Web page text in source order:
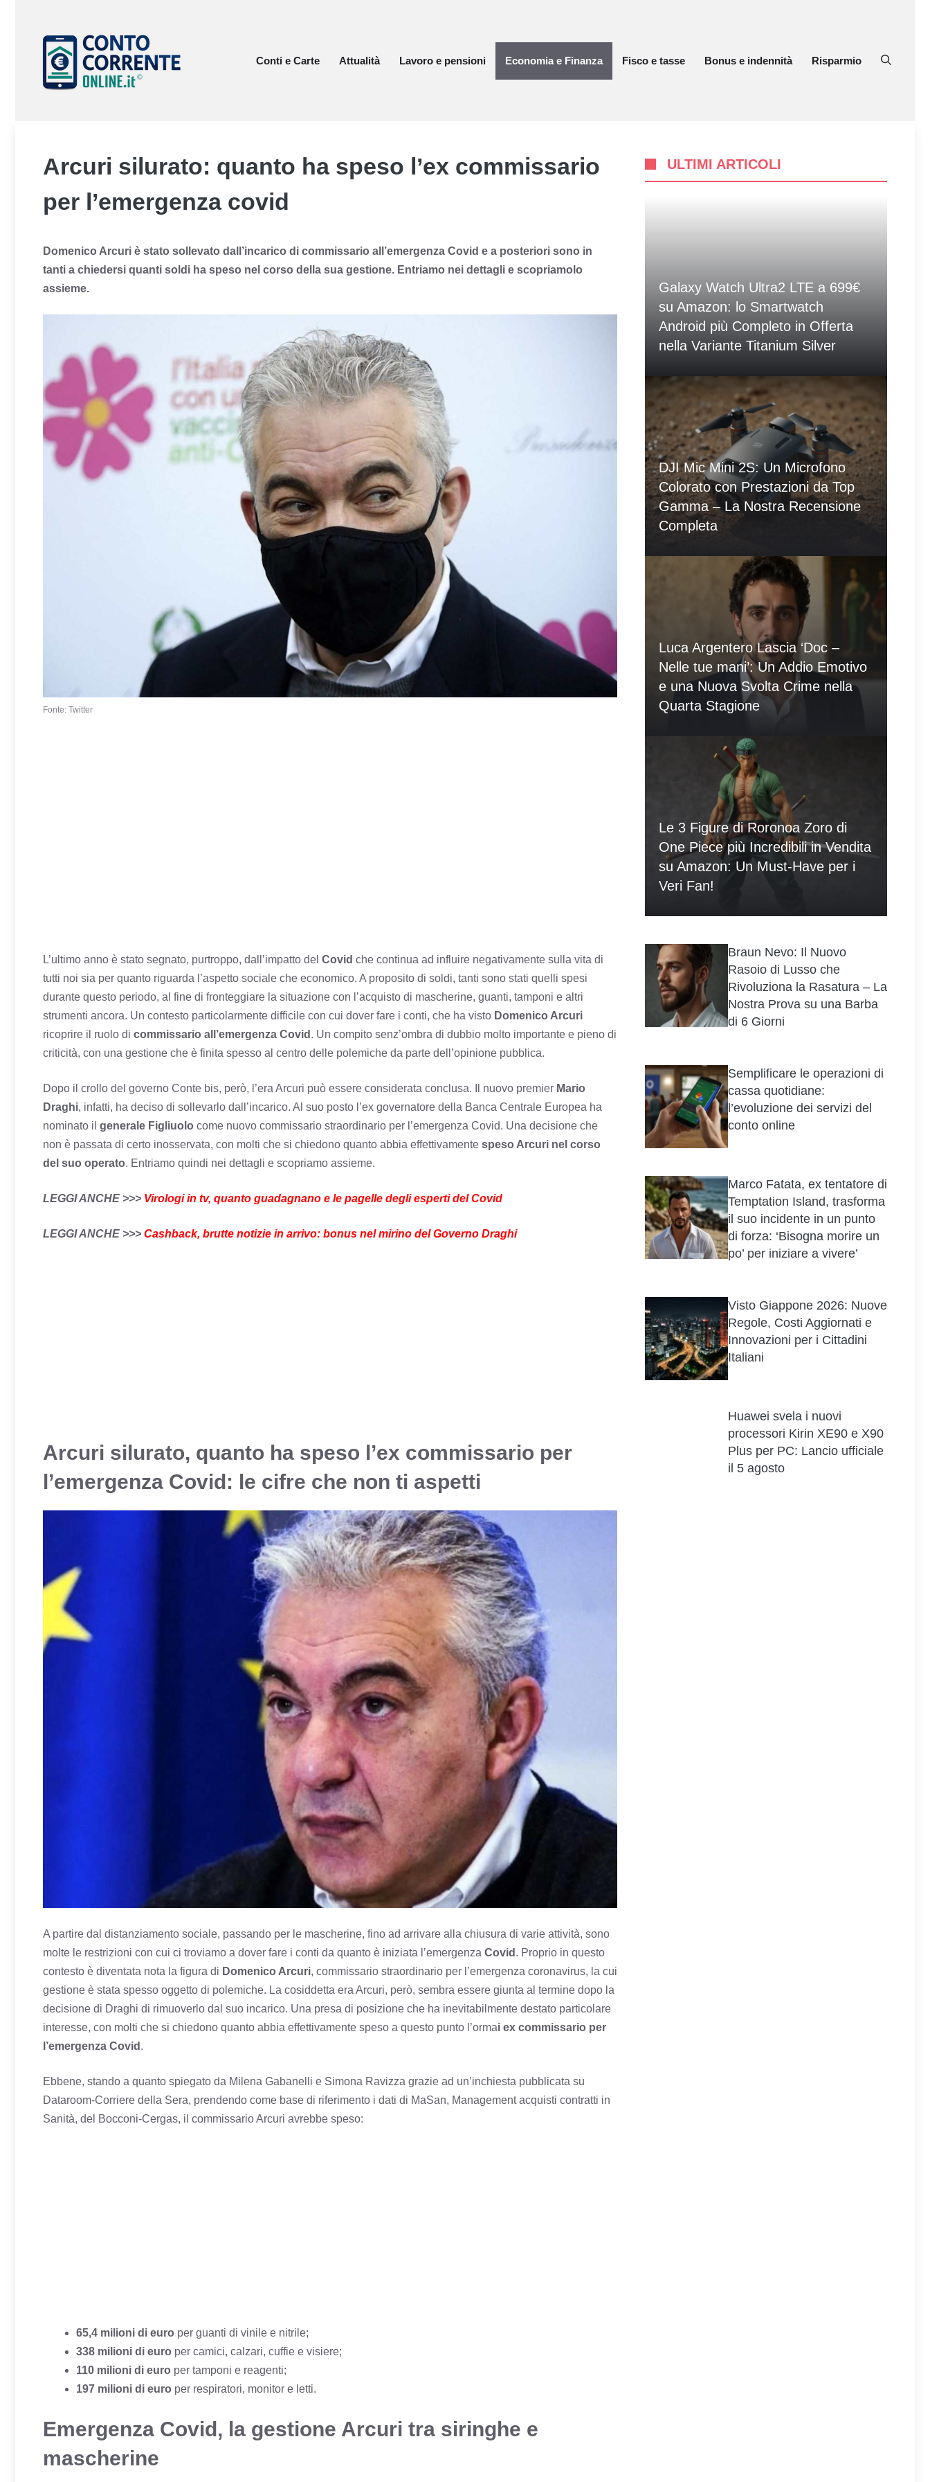
contenuto
Conti e Carte
Attualità Lavoro e pensioni Economia e Finanza Fisco e tasse Bonus e indennità Risparmio
Arcuri silurato: quanto ha speso l’ex commissario
per l’emergenza covid
Domenico Arcuri è stato sollevato dall’incarico di commissario all’emergenza Covid e a posteriori sono in
tanti a chiedersi quanti soldi ha speso nel corso della sua gestione. Entriamo nei dettagli e scopriamolo
assieme.
Fonte: Twitter
L’ultimo anno è stato segnato, purtroppo, dall’impatto del Covid che continua ad influire negativamente sulla vita di
tutti noi sia per quanto riguarda l’aspetto sociale che economico. A proposito di soldi, tanti sono stati quelli spesi
durante questo periodo, al fine di fronteggiare la situazione con l’acquisto di mascherine, guanti, tamponi e altri
strumenti ancora. Un contesto particolarmente difficile con cui dover fare i conti, che ha visto Domenico Arcuri
ricoprire il ruolo di commissario all’emergenza Covid . Un compito senz’ombra di dubbio molto importante e pieno di
criticità, con una gestione che è finita spesso al centro delle polemiche da parte dell’opinione pubblica.
Dopo il crollo del governo Conte bis, però, l’era Arcuri può essere considerata conclusa. Il nuovo premier Mario
Draghi, infatti, ha deciso di sollevarlo dall’incarico. Al suo posto l’ex governatore della Banca Centrale Europea ha
nominato il generale Figliuolo come nuovo commissario straordinario per l’emergenza Covid. Una decisione che
non è passata di certo inosservata, con molti che si chiedono quanto abbia effettivamente speso Arcuri nel corso
del suo operato. Entriamo quindi nei dettagli e scopriamo assieme.
LEGGI ANCHE >>> Virologi in tv, quanto guadagnano e le pagelle degli esperti del Covid
LEGGI ANCHE >>> Cashback, brutte notizie in arrivo: bonus nel mirino del Governo Draghi
Arcuri silurato, quanto ha speso l’ex commissario per
l’emergenza Covid: le cifre che non ti aspetti
A partire dal distanziamento sociale, passando per le mascherine, fino ad arrivare alla chiusura di varie attività, sono
molte le restrizioni con cui ci troviamo a dover fare i conti da quanto è iniziata l’emergenza Covid . Proprio in questo
contesto è diventata nota la figura di Domenico Arcuri, commissario straordinario per l’emergenza coronavirus, la cui
gestione è stata spesso oggetto di polemiche. La cosiddetta era Arcuri, però, sembra essere giunta al termine dopo la
decisione di Draghi di rimuoverlo dal suo incarico. Una presa di posizione che ha inevitabilmente destato particolare
interesse, con molti che si chiedono quanto abbia effettivamente speso a questo punto l’ormai ex commissario per
l’emergenza Covid .
Ebbene, stando a quanto spiegato da Milena Gabanelli e Simona Ravizza grazie ad un’inchiesta pubblicata su
Dataroom-Corriere della Sera, prendendo come base di riferimento i dati di MaSan, Management acquisti contratti in
Sanità, del Bocconi-Cergas, il commissario Arcuri avrebbe speso:
65,4 milioni di euro per guanti di vinile e nitrile;
338 milioni di euro per camici, calzari, cuffie e visiere;
110 milioni di euro per tamponi e reagenti;
197 milioni di euro per respiratori, monitor e letti.
Emergenza Covid, la gestione Arcuri tra siringhe e
mascherine
ULTIMI ARTICOLI
Galaxy Watch Ultra2 LTE a 699€
su Amazon: lo Smartwatch
Android più Completo in Offerta
nella Variante Titanium Silver
DJI Mic Mini 2S: Un Microfono
Colorato con Prestazioni da Top
Gamma – La Nostra Recensione
Completa
Luca Argentero Lascia ‘Doc –
Nelle tue mani’: Un Addio Emotivo
e una Nuova Svolta Crime nella
Quarta Stagione
Le 3 Figure di Roronoa Zoro di
One Piece più Incredibili in Vendita
su Amazon: Un Must-Have per i
Veri Fan!
Braun Nevo: Il Nuovo
Rasoio di Lusso che
Rivoluziona la Rasatura – La
Nostra Prova su una Barba
di 6 Giorni
Semplificare le operazioni di
cassa quotidiane:
l’evoluzione dei servizi del
conto online
Marco Fatata, ex tentatore di
Temptation Island, trasforma
il suo incidente in un punto
di forza: ‘Bisogna morire un
po’ per iniziare a vivere’
Visto Giappone 2026: Nuove
Regole, Costi Aggiornati e
Innovazioni per i Cittadini
Italiani
Huawei svela i nuovi
processori Kirin XE90 e X90
Plus per PC: Lancio ufficiale
il 5 agosto